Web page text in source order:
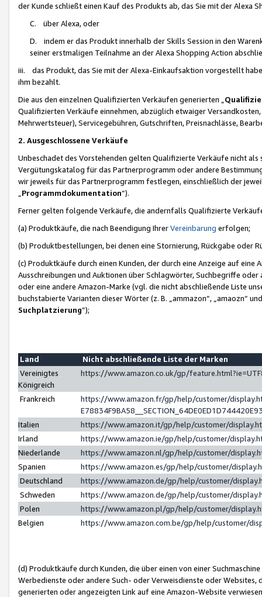
der Kunde schließt einen Kauf des Produkts ab, das Sie mit der Alexa
C. über Alexa, oder
D. indem er das Produkt innerhalb der Skills Session in den
seiner erstmaligen Teilnahme an der Alexa Shopping Action
iii. das Produkt, das Sie mit der Alexa-Einkaufsaktion vorgestellt
ihm bezahlt.
Die aus den einzelnen Qualifizierten Verkäufen generierten „
Qualifizierten Verkäufe einnehmen, abzüglich etwaiger
Mehrwertsteuer), Servicegebühren, Gutschriften, Preisnachlässe,
2. Ausgeschlossene Verkäufe
Unbeschadet des Vorstehenden gelten Qualifizierte Verkäufe nicht
Vergütungskatalog für das Partnerprogramm oder andere
wir jeweils für das Partnerprogramm festlegen, einschließlich der
Programmdokumentation“).
Ferner gelten folgende Verkäufe, die andernfalls Qualifizierte
(a) Produktkäufe, die nach Beendigung IhrerVereinbarung erfolgen;
(b) Produktbestellungen, bei denen eine Stornierung, Rückgabe oder
(c) Produktkäufe durch einen Kunden, der durch eine Anzeige auf
Ausschreibungen und Auktionen über Schlagwörter, Suchbegriffe
oder eine andere Amazon-Marke (vgl. die nicht abschließende Liste
buchstabierte Varianten dieser Wörter (z. B. „ammazon“, „amaozn“
Suchplatzierung”);
Land
Nicht abschließende Liste der Marken
Vereinigtes
Königreich
https://www.amazon.co.uk/gp/
Frankreich
https://www.amazon.fr/gp/help/customer/
Italien
https://www.amazon.it/gp/help/customer/
Irland
https://www.amazon.ie/gp/help/customer/
Niederlande
https://www.amazon.nl/gp/help/customer/
Spanien
https://www.amazon.es/gp/help/customer/
Deutschland
https://www.amazon.de/gp/help/customer/
Schweden
https://www.amazon.de/gp/help/customer/
Polen
https://www.amazon.pl/gp/help/customer/
Belgien
https://www.amazon.com.be/gp/help/customer/
(d) Produktkäufe durch Kunden, die über einen von einer
Werbedienste oder andere Such- oder Verweisdienste oder Websites,
generierten oder angezeigten Link auf eine Amazon-Website